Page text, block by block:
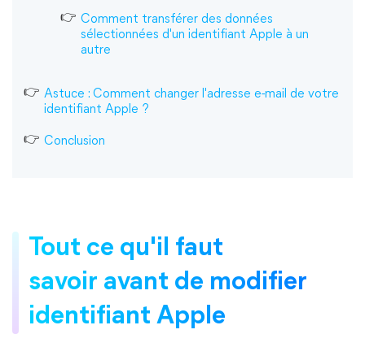
Comment transférer des données
sélectionnées d'un identifiant Apple à un
autre
Astuce : Comment changer l'adresse e-mail de votre
identifiant Apple ?
Conclusion
Tout ce qu'il faut
savoir avant de modifier
identifiant Apple